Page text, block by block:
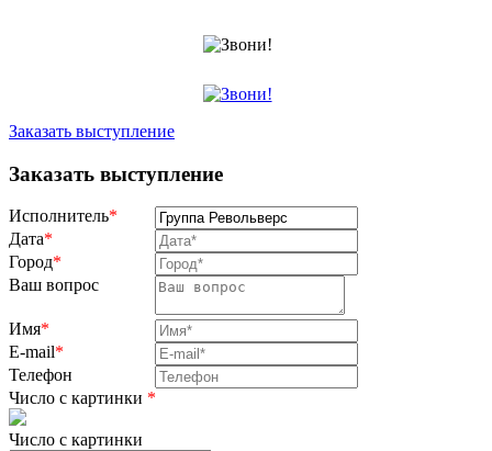
Заказать выступление
Заказать выступление
Исполнитель*
Дата*
Город*
Ваш вопрос
Имя*
E-mail*
Телефон
Число с картинки *
Число с картинки